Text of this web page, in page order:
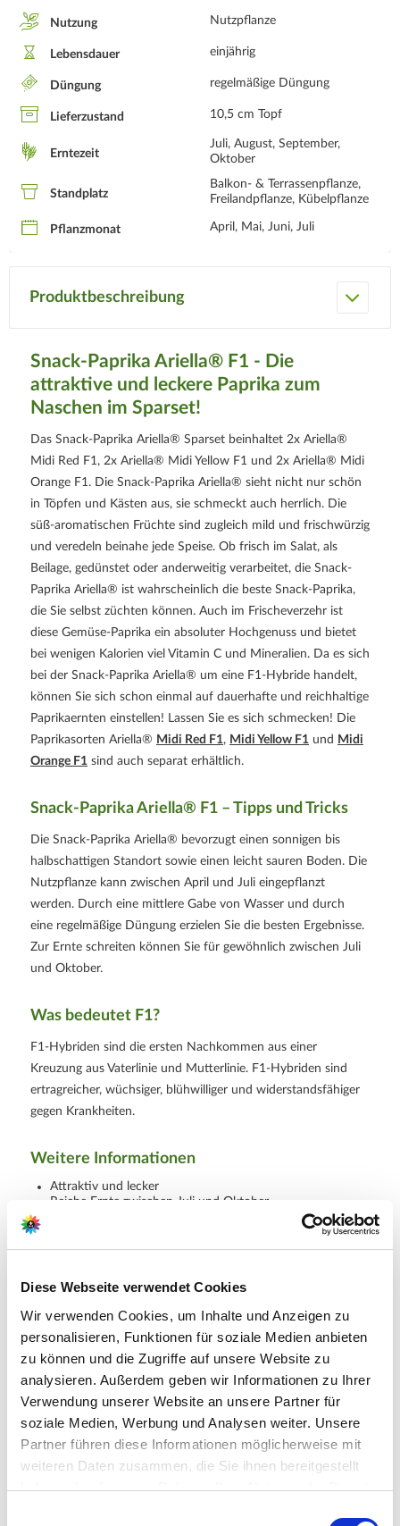
Diese Webseite verwendet Cookies
Wir verwenden Cookies, um Inhalte und Anzeigen zu
personalisieren, Funktionen für soziale Medien anbieten
zu können und die Zugriffe auf unsere Website zu
analysieren. Außerdem geben wir Informationen zu Ihrer
Verwendung unserer Website an unsere Partner für
soziale Medien, Werbung und Analysen weiter. Unsere
Partner führen diese Informationen möglicherweise mit
weiteren Daten zusammen, die Sie ihnen bereitgestellt
haben oder die sie im Rahmen Ihrer Nutzung der Dienste
Nutzung Nutzpflanze
Lebensdauer einjährig
Düngung regelmäßige Düngung
Lieferzustand 10,5 cm Topf
Erntezeit
Juli, August, September,
Oktober
Standplatz
Balkon- & Terrassenpflanze,
Freilandpflanze, Kübelpflanze
Pflanzmonat April, Mai, Juni, Juli
Produktbeschreibung
Snack-Paprika Ariella® F1 - Die
attraktive und leckere Paprika zum
Naschen im Sparset!
Das Snack-Paprika Ariella® Sparset beinhaltet 2x Ariella®
Midi Red F1, 2x Ariella® Midi Yellow F1 und 2x Ariella® Midi
Orange F1. Die Snack-Paprika Ariella® sieht nicht nur schön
in Töpfen und Kästen aus, sie schmeckt auch herrlich. Die
süß-aromatischen Früchte sind zugleich mild und frischwürzig
und veredeln beinahe jede Speise. Ob frisch im Salat, als
Beilage, gedünstet oder anderweitig verarbeitet, die Snack-
Paprika Ariella® ist wahrscheinlich die beste Snack-Paprika,
die Sie selbst züchten können. Auch im Frischeverzehr ist
diese Gemüse-Paprika ein absoluter Hochgenuss und bietet
bei wenigen Kalorien viel Vitamin C und Mineralien. Da es sich
bei der Snack-Paprika Ariella® um eine F1-Hybride handelt,
können Sie sich schon einmal auf dauerhafte und reichhaltige
Paprikaernten einstellen! Lassen Sie es sich schmecken! Die
Paprikasorten Ariella® Midi Red F1, Midi Yellow F1 und Midi
Orange F1 sind auch separat erhältlich.
Snack-Paprika Ariella® F1 – Tipps und Tricks
Die Snack-Paprika Ariella® bevorzugt einen sonnigen bis
halbschattigen Standort sowie einen leicht sauren Boden. Die
Nutzpflanze kann zwischen April und Juli eingepflanzt
werden. Durch eine mittlere Gabe von Wasser und durch
eine regelmäßige Düngung erzielen Sie die besten Ergebnisse.
Zur Ernte schreiten können Sie für gewöhnlich zwischen Juli
und Oktober.
Was bedeutet F1?
F1-Hybriden sind die ersten Nachkommen aus einer
Kreuzung aus Vaterlinie und Mutterlinie. F1-Hybriden sind
ertragreicher, wüchsiger, blühwilliger und widerstandsfähiger
gegen Krankheiten.
Weitere Informationen
Attraktiv und lecker
Reiche Ernte zwischen Juli und Oktober
Lieferumfang: 2x Ariella® Midi Red F1, 2x Ariella® Midi
Hersteller/Importeur
Ahrens+Sieberz GmbH &
Co KG
Hauptstr. 440
53721 Siegburg